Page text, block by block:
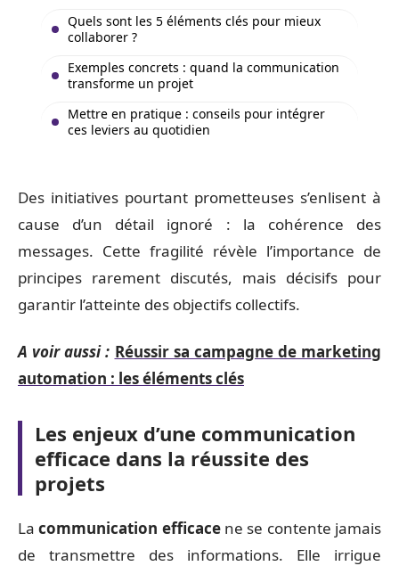
Quels sont les 5 éléments clés pour mieux
collaborer ?
Exemples concrets : quand la communication
transforme un projet
Mettre en pratique : conseils pour intégrer
ces leviers au quotidien
Des initiatives pourtant prometteuses s’enlisent à
cause d’un détail ignoré : la cohérence des
messages. Cette fragilité révèle l’importance de
principes rarement discutés, mais décisifs pour
garantir l’atteinte des objectifs collectifs.
A voir aussi : Réussir sa campagne de marketing
automation : les éléments clés
Les enjeux d’une communication
efficace dans la réussite des
projets
Lacommunication efficacene se contente jamais
de transmettre des informations. Elle irrigue